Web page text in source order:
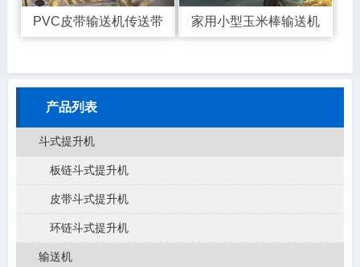
PVC皮带输送机传送带 家用小型玉米棒输送机
产品列表
斗式提升机
板链斗式提升机
皮带斗式提升机
环链斗式提升机
输送机